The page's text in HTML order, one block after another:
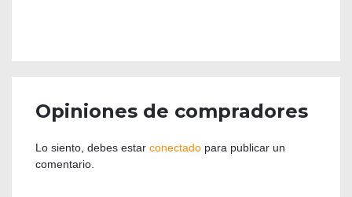
Opiniones de compradores
Lo siento, debes estar conectado para publicar un
comentario.